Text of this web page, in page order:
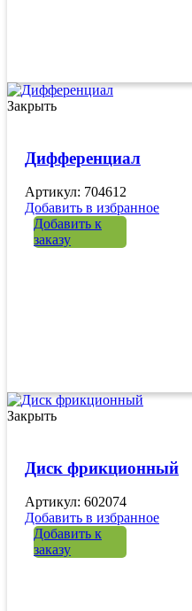
Закрыть
Дифференциал
Артикул: 704612
Добавить в избранное
Добавить к
заказу
Закрыть
Диск фрикционный
Артикул: 602074
Добавить в избранное
Добавить к
заказу